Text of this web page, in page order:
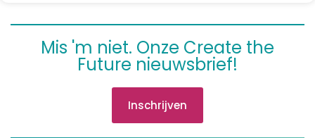
Mis 'm niet. Onze Create the
Future nieuwsbrief!
Inschrijven